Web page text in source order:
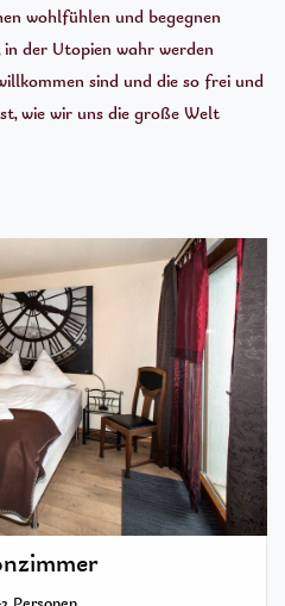
wohlfühlen und begegnen
in der Utopien wahr werden
sind und die so frei und
wie wir uns die große Welt